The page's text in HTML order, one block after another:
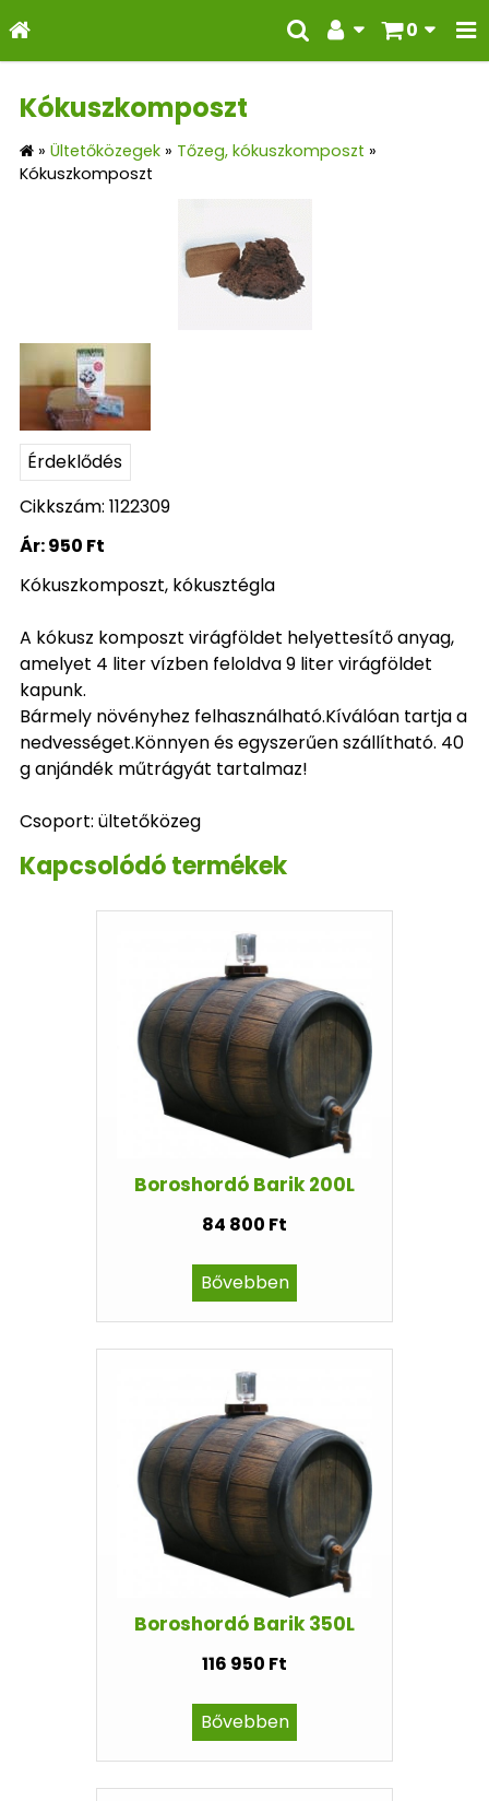
0
Kókuszkomposzt
» Ültetőközegek » Tőzeg, kókuszkomposzt »
Kókuszkomposzt
Érdeklődés
Cikkszám: 1122309
Ár:950 Ft
Kókuszkomposzt, kókusztégla
A kókusz komposzt virágföldet helyettesítő anyag,
amelyet 4 liter vízben feloldva 9 liter virágföldet
kapunk.
Bármely növényhez felhasználható.Kíválóan tartja a
nedvességet.Könnyen és egyszerűen szállítható. 40
g anjándék műtrágyát tartalmaz!
Csoport: ültetőközeg
Kapcsolódó termékek
Boroshordó Barik 200L
84 800 Ft
Bővebben
Boroshordó Barik 350L
116 950 Ft
Bővebben